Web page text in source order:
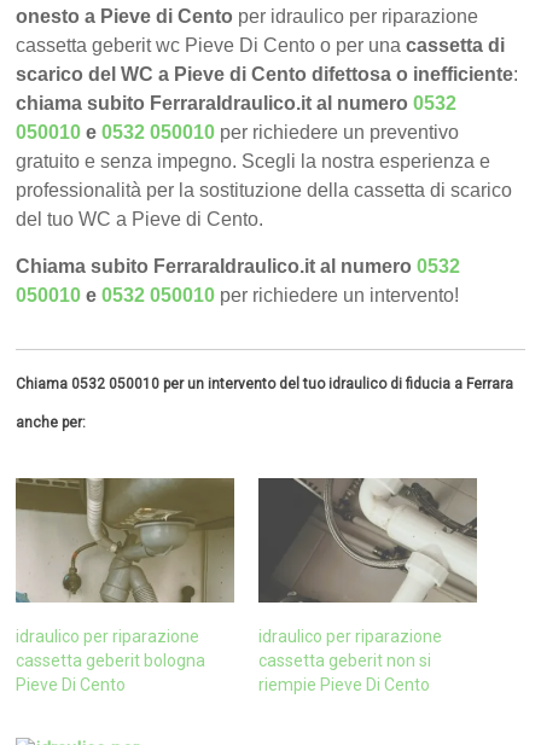
onesto a Pieve di Cento per idraulico per riparazione
cassetta geberit wc Pieve Di Cento o per unacassetta di
scarico del WC a Pieve di Cento difettosa o inefficiente:
chiama subito FerraraIdraulico.it al numero0532
050010 e0532 050010 per richiedere un preventivo
gratuito e senza impegno. Scegli la nostra esperienza e
professionalità per la sostituzione della cassetta di scarico
del tuo WC a Pieve di Cento.
Chiama subito FerraraIdraulico.it al numero0532
050010 e0532 050010 per richiedere un intervento!
Chiama 0532 050010 per un intervento del tuo idraulico di fiducia a Ferrara
anche per:
idraulico per riparazione
cassetta geberit bologna
Pieve Di Cento
idraulico per riparazione
cassetta geberit non si
riempie Pieve Di Cento